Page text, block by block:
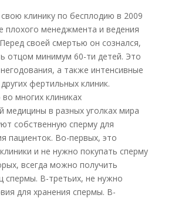
клинику по бесплодию в 2009
плохого менеджмента и ведения
своей смертью он сознался,
отцом минимум 60-ти детей. Это
а также интенсивные
фертильных клиник.
многих клиниках
медицины в разных уголках мира
собственную сперму для
пациенток. Во-первых, это
и не нужно покупать сперму
всегда можно получить
спермы. В-третьих, не нужно
для хранения спермы. В-